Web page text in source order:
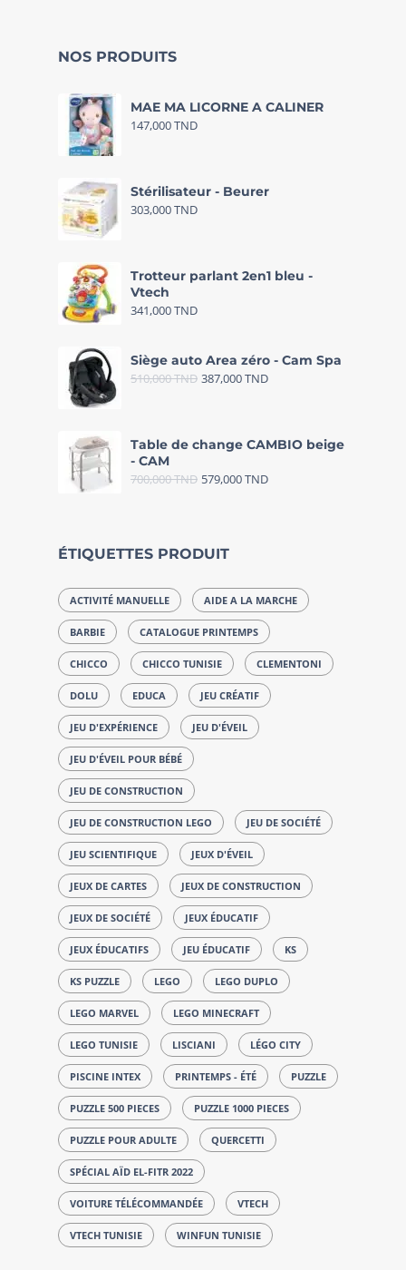
NOS PRODUITS
MAE MA LICORNE A CALINER
147,000TND
Stérilisateur - Beurer
303,000TND
Trotteur parlant 2en1 bleu -
Vtech
341,000TND
Siège auto Area zéro - Cam Spa
510,000TND 387,000TND
Table de change CAMBIO beige
- CAM
700,000TND 579,000TND
ÉTIQUETTES PRODUIT
ACTIVITÉ MANUELLE AIDE A LA MARCHE
BARBIE CATALOGUE PRINTEMPS
CHICCO CHICCO TUNISIE CLEMENTONI
DOLU EDUCA JEU CRÉATIF
JEU D'EXPÉRIENCE JEU D'ÉVEIL
JEU D'ÉVEIL POUR BÉBÉ
JEU DE CONSTRUCTION
JEU DE CONSTRUCTION LEGO JEU DE SOCIÉTÉ
JEU SCIENTIFIQUE JEUX D'ÉVEIL
JEUX DE CARTES JEUX DE CONSTRUCTION
JEUX DE SOCIÉTÉ JEUX ÉDUCATIF
JEUX ÉDUCATIFS JEU ÉDUCATIF KS
KS PUZZLE LEGO LEGO DUPLO
LEGO MARVEL LEGO MINECRAFT
LEGO TUNISIE LISCIANI LÉGO CITY
PISCINE INTEX PRINTEMPS - ÉTÉ PUZZLE
PUZZLE 500 PIECES PUZZLE 1000 PIECES
PUZZLE POUR ADULTE QUERCETTI
SPÉCIAL AÏD EL-FITR 2022
VOITURE TÉLÉCOMMANDÉE VTECH
VTECH TUNISIE WINFUN TUNISIE